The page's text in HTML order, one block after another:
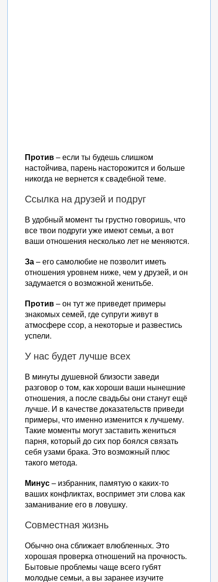
Против– если ты будешь слишком
настойчива, парень насторожится и больше
никогда не вернется к свадебной теме.
Ссылка на друзей и подруг
В удобный момент ты грустно говоришь, что
все твои подруги уже имеют семьи, а вот
ваши отношения несколько лет не меняются.
За– его самолюбие не позволит иметь
отношения уровнем ниже, чем у друзей, и он
задумается о возможной женитьбе.
Против– он тут же приведет примеры
знакомых семей, где супруги живут в
атмосфере ссор, а некоторые и развестись
успели.
У нас будет лучше всех
В минуты душевной близости заведи
разговор о том, как хороши ваши нынешние
отношения, а после свадьбы они станут ещё
лучше. И в качестве доказательств приведи
примеры, что именно изменится к лучшему.
Такие моменты могут заставить жениться
парня, который до сих пор боялся связать
себя узами брака. Это возможный плюс
такого метода.
Минус– избранник, памятую о каких-то
ваших конфликтах, воспримет эти слова как
заманивание его в ловушку.
Совместная жизнь
Обычно она сближает влюбленных. Это
хорошая проверка отношений на прочность.
Бытовые проблемы чаще всего губят
молодые семьи, а вы заранее изучите